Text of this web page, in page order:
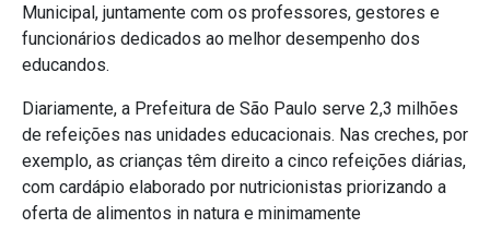
Municipal, juntamente com os professores, gestores e
funcionários dedicados ao melhor desempenho dos
educandos.
Diariamente, a Prefeitura de São Paulo serve 2,3 milhões
de refeições nas unidades educacionais. Nas creches, por
exemplo, as crianças têm direito a cinco refeições diárias,
com cardápio elaborado por nutricionistas priorizando a
oferta de alimentos in natura e minimamente